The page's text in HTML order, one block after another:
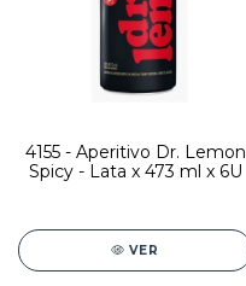
4155 - Aperitivo Dr. Lemon
Spicy - Lata x 473 ml x 6U
VER